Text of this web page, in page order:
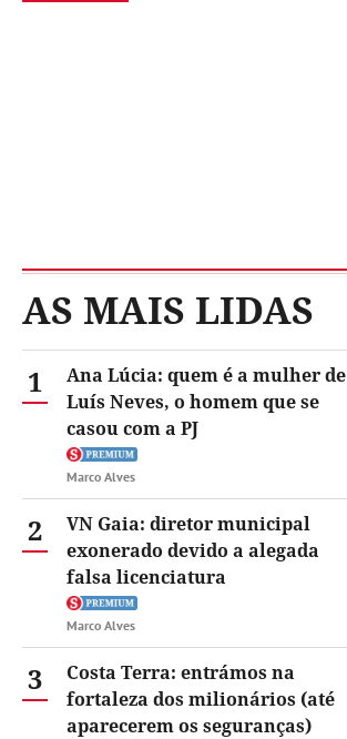
AS MAIS LIDAS
1
Ana Lúcia: quem é a mulher de
Luís Neves, o homem que se
casou com a PJ
Marco Alves
2
VN Gaia: diretor municipal
exonerado devido a alegada
falsa licenciatura
Marco Alves
3
Costa Terra: entrámos na
fortaleza dos milionários (até
aparecerem os seguranças)